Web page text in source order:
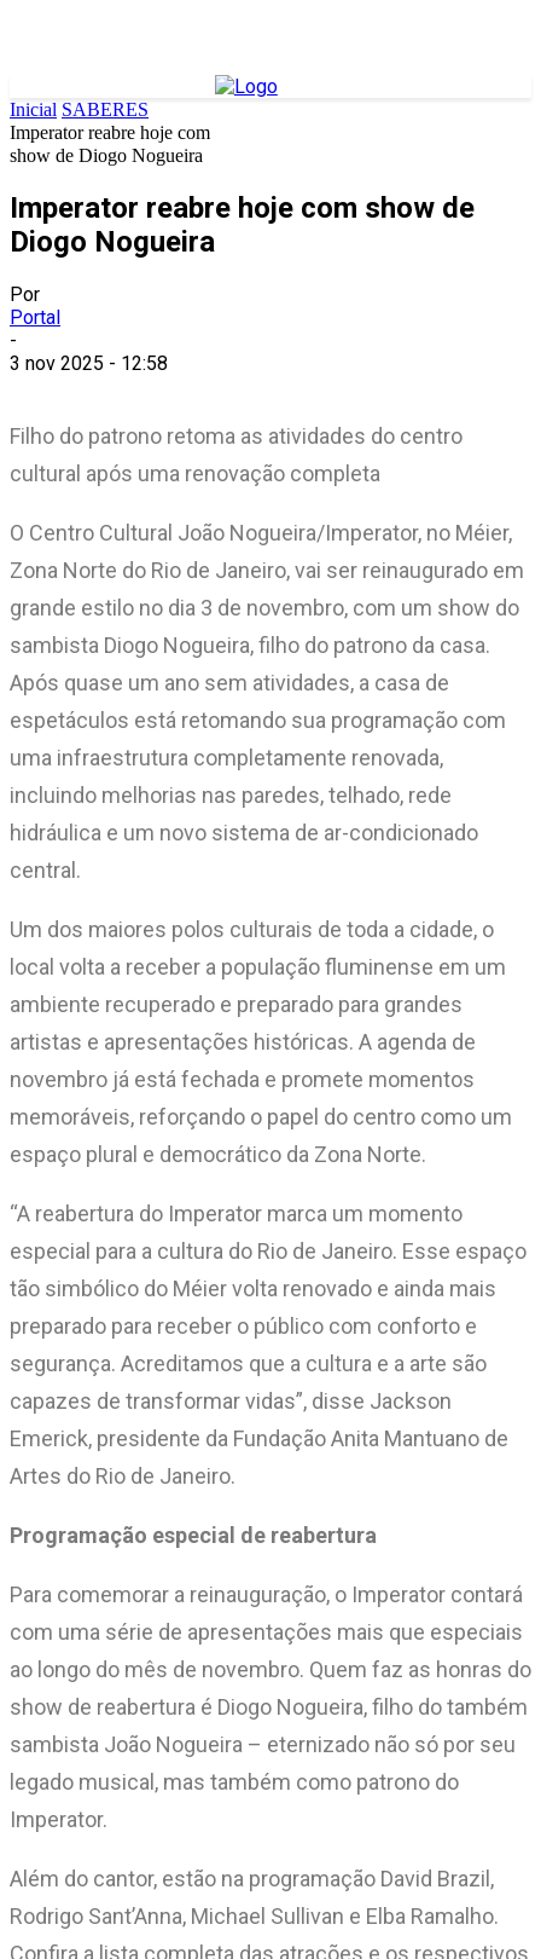
Inicial SABERES
Imperator reabre hoje com
show de Diogo Nogueira
Imperator reabre hoje com show de
Diogo Nogueira
Por
Portal
-
3 nov 2025 - 12:58
Filho do patrono retoma as atividades do centro
cultural após uma renovação completa
O Centro Cultural João Nogueira/Imperator, no Méier,
Zona Norte do Rio de Janeiro, vai ser reinaugurado em
grande estilo no dia 3 de novembro, com um show do
sambista Diogo Nogueira, filho do patrono da casa.
Após quase um ano sem atividades, a casa de
espetáculos está retomando sua programação com
uma infraestrutura completamente renovada,
incluindo melhorias nas paredes, telhado, rede
hidráulica e um novo sistema de ar-condicionado
central.
Um dos maiores polos culturais de toda a cidade, o
local volta a receber a população fluminense em um
ambiente recuperado e preparado para grandes
artistas e apresentações históricas. A agenda de
novembro já está fechada e promete momentos
memoráveis, reforçando o papel do centro como um
espaço plural e democrático da Zona Norte.
“A reabertura do Imperator marca um momento
especial para a cultura do Rio de Janeiro. Esse espaço
tão simbólico do Méier volta renovado e ainda mais
preparado para receber o público com conforto e
segurança. Acreditamos que a cultura e a arte são
capazes de transformar vidas”, disse Jackson
Emerick, presidente da Fundação Anita Mantuano de
Artes do Rio de Janeiro.
Programação especial de reabertura
Para comemorar a reinauguração, o Imperator contará
com uma série de apresentações mais que especiais
ao longo do mês de novembro. Quem faz as honras do
show de reabertura é Diogo Nogueira, filho do também
sambista João Nogueira – eternizado não só por seu
legado musical, mas também como patrono do
Imperator.
Além do cantor, estão na programação David Brazil,
Rodrigo Sant’Anna, Michael Sullivan e Elba Ramalho.
Confira a lista completa das atrações e os respectivos